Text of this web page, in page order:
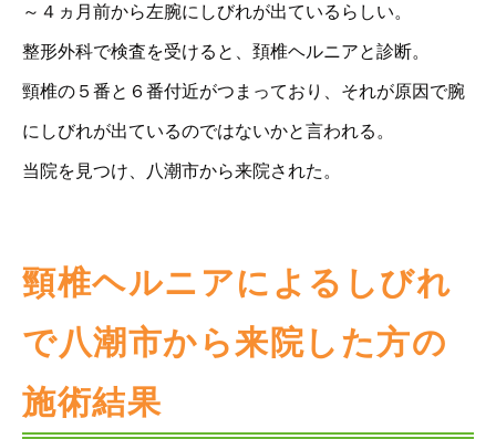
～４ヵ月前から左腕にしびれが出ているらしい。
整形外科で検査を受けると、頚椎ヘルニアと診断。
頸椎の５番と６番付近がつまっており、それが原因で腕
にしびれが出ているのではないかと言われる。
当院を見つけ、八潮市から来院された。
頸椎ヘルニアによるしびれ
で八潮市から来院した方の
施術結果